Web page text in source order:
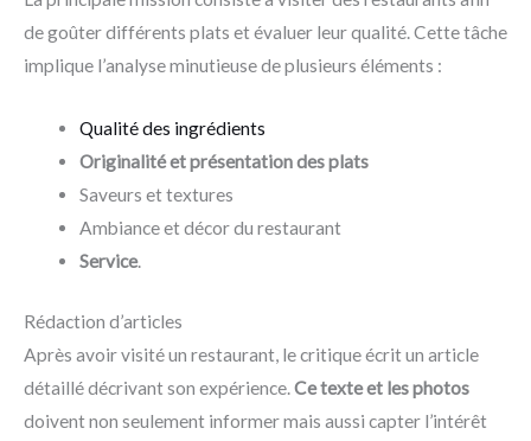
de goûter différents plats et évaluer leur qualité. Cette tâche
implique l’analyse minutieuse de plusieurs éléments :
Qualité des ingrédients
Originalité et présentation des plats
Saveurs et textures
Ambiance et décor du restaurant
Service.
Rédaction d’articles
Après avoir visité un restaurant, le critique écrit un article
détaillé décrivant son expérience.Ce texte et les photos
doivent non seulement informer mais aussi capter l’intérêt